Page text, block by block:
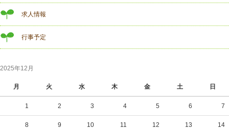
求人情報
行事予定
2025年12月
月 火 水 木 金 土 日
1 2 3 4 5 6 7
8 9 10 11 12 13 14